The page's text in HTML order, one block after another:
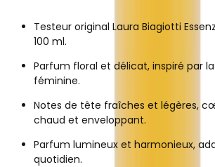
Testeur original Laura Biagiotti
100 ml.
Parfum floral et délicat, inspiré par
féminine.
Notes de tête fraîches et légères,
chaud et enveloppant.
Parfum lumineux et harmonieux,
quotidien.